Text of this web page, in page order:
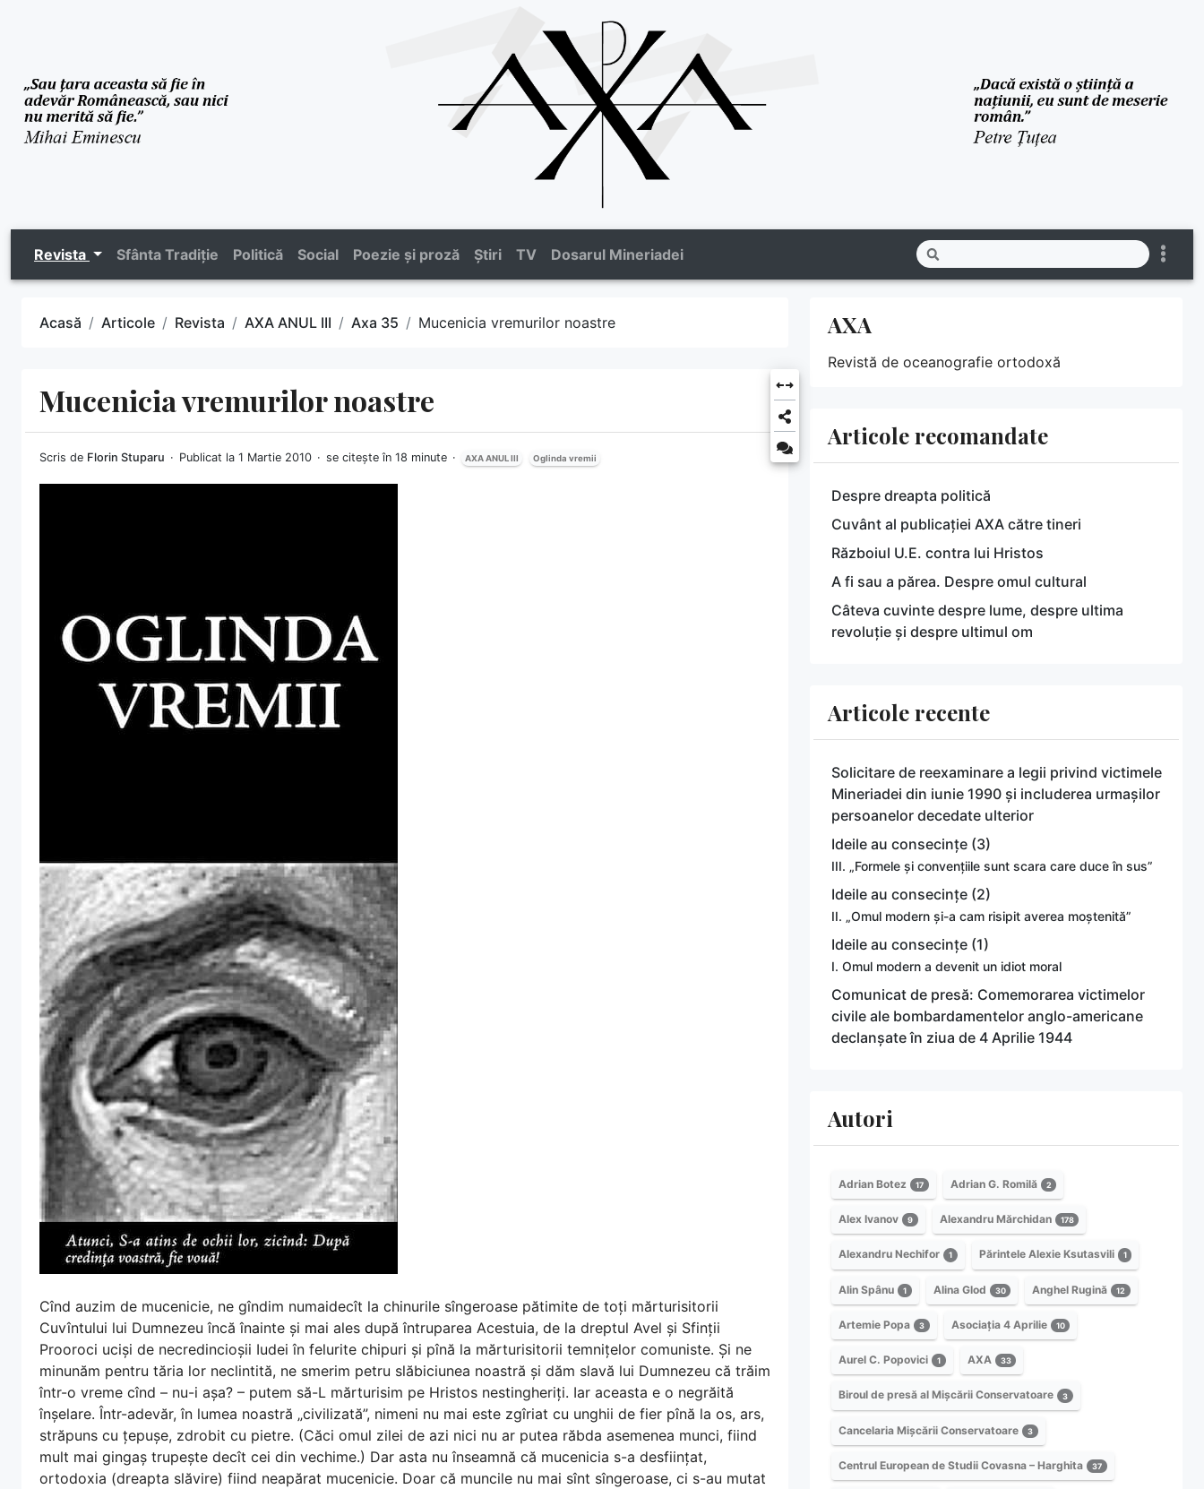
Revista Sfânta Tradiție Politică Social Poezie și proză Știri TV Dosarul Mineriadei
Acasă Articole Revista AXA ANUL III Axa 35 Mucenicia vremurilor noastre
Mucenicia vremurilor noastre
Scris de Florin Stuparu Publicat la 1 Martie 2010 se citește în 18 minute AXA ANUL III Oglinda vremii
Cînd auzim de mucenicie, ne gîndim numaidecît la chinurile sîngeroase pătimite de toți mărturisitorii
Cuvîntului lui Dumnezeu încă înainte și mai ales după întruparea Acestuia, de la dreptul Avel și Sfinții
Prooroci uciși de necredincioșii Iudei în felurite chipuri și pînă la mărturisitorii temnițelor comuniste. Și ne
minunăm pentru tăria lor neclintită, ne smerim petru slăbiciunea noastră și dăm slavă lui Dumnezeu că trăim
într-o vreme cînd – nu-i așa? – putem să-L mărturisim pe Hristos nestingheriți. Iar aceasta e o negrăită
înșelare. Într-adevăr, în lumea noastră „civilizată”, nimeni nu mai este zgîriat cu unghii de fier pînă la os, ars,
străpuns cu țepușe, zdrobit cu pietre. (Căci omul zilei de azi nici nu ar putea răbda asemenea munci, fiind
mult mai gingaș trupește decît cei din vechime.) Dar asta nu înseamnă că mucenicia s-a desființat,
ortodoxia (dreapta slăvire) fiind neapărat mucenicie. Doar că muncile nu mai sînt sîngeroase, ci s-au mutat
AXA
Revistă de oceanografie ortodoxă
Articole recomandate
Despre dreapta politică
Cuvânt al publicației AXA către tineri
Războiul U.E. contra lui Hristos
A fi sau a părea. Despre omul cultural
Câteva cuvinte despre lume, despre ultima
revoluție și despre ultimul om
Articole recente
Solicitare de reexaminare a legii privind victimele
Mineriadei din iunie 1990 și includerea urmașilor
persoanelor decedate ulterior
Ideile au consecințe (3)
III. „Formele și convențiile sunt scara care duce în sus”
Ideile au consecințe (2)
II. „Omul modern și-a cam risipit averea moștenită”
Ideile au consecințe (1)
I. Omul modern a devenit un idiot moral
Comunicat de presă: Comemorarea victimelor
civile ale bombardamentelor anglo-americane
declanșate în ziua de 4 Aprilie 1944
Autori
Adrian Botez 17 Adrian G. Romilă 2
Alex Ivanov 9 Alexandru Mărchidan 178
Alexandru Nechifor 1 Părintele Alexie Ksutasvili 1
Alin Spânu 1 Alina Glod 30 Anghel Rugină 12
Artemie Popa 3 Asociația 4 Aprilie 10
Aurel C. Popovici 1 AXA 33
Biroul de presă al Mișcării Conservatoare 3
Cancelaria Mișcării Conservatoare 3
Centrul European de Studii Covasna – Harghita 37